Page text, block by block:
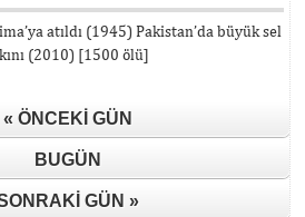
atıldı (1945) Pakistan’da büyük sel
(2010) [1500 ölü]
« ÖNCEKI GÜN
BUGÜN
GÜN »